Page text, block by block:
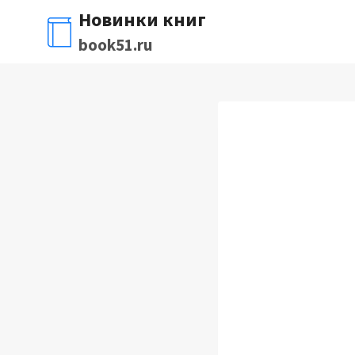
содержимому
Новинки книг
book51.ru